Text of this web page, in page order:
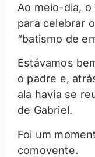
Ao meio-dia, o
para celebrar
“batismo de
Estávamos
o padre e,
ala havia se
de Gabriel.
Foi um
comovente.